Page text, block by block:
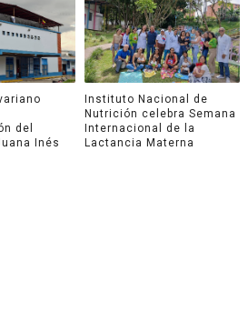
del
Inés
Instituto Nacional de
Nutrición celebra Semana
Internacional de la
Lactancia Materna